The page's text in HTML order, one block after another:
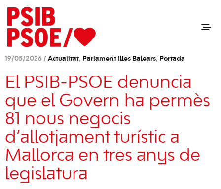
19/05/2026 / Actualitat, Parlament Illes Balears, Portada
El PSIB-PSOE denuncia
que el Govern ha permès
81 nous negocis
d’allotjament turístic a
Mallorca en tres anys de
legislatura